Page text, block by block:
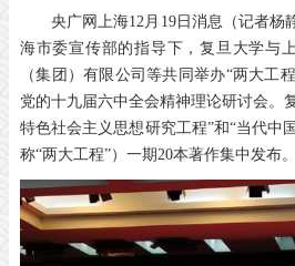
央广网上海12月 19日消息（记者杨
海市委宣传部的指导下，复旦大学与
（集团）有限公司等共同举办“两大工程
党的十九届六中全会精神理论研讨会。
特色社会主义思想研究工程”和“当代中
称“两大工程”）一期20本著作集中发布。